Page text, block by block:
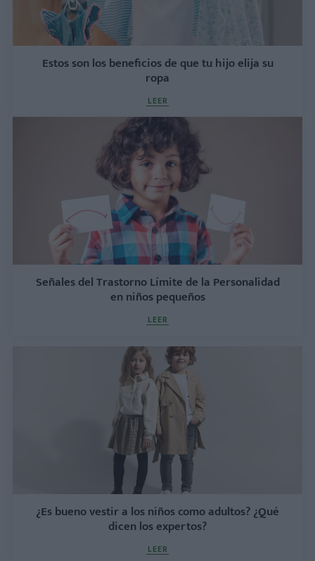
Estos son los beneficios de que tu hijo elija su
ropa
LEER
Señales del Trastorno Límite de la Personalidad
en niños pequeños
LEER
¿Es bueno vestir a los niños como adultos? ¿Qué
dicen los expertos?
LEER